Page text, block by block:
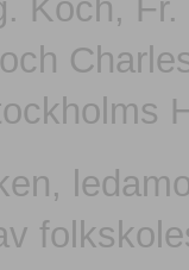
Koch,